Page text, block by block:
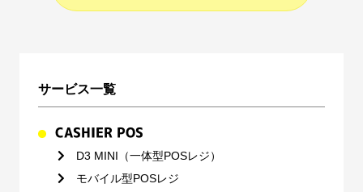
サービス一覧
CASHIER POS
D3 MINI（一体型POSレジ）
モバイル型POSレジ